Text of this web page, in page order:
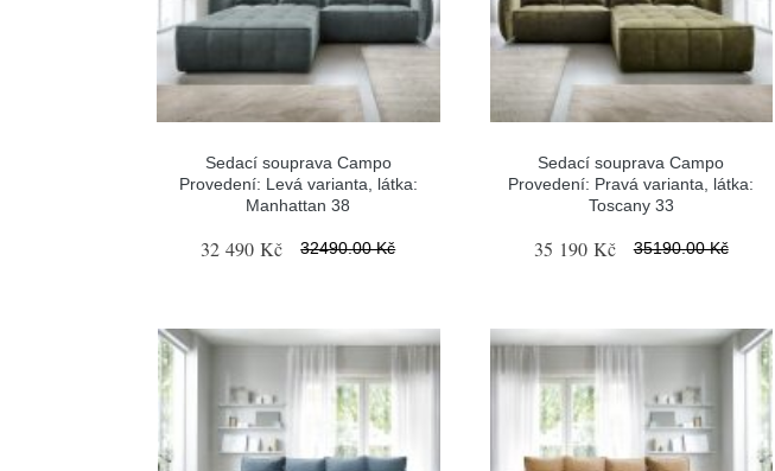
Sedací souprava Campo
Provedení: Levá varianta, látka:
Manhattan 38
32 490 Kč 32490.00 Kč
Sedací souprava Campo
Provedení: Pravá varianta, látka:
Toscany 33
35 190 Kč 35190.00 Kč